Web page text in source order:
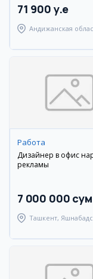
71 900 y.e
Андижанская
Работа
Дизайнер в офис
рекламы
7 000 000 сум
Ташкент,